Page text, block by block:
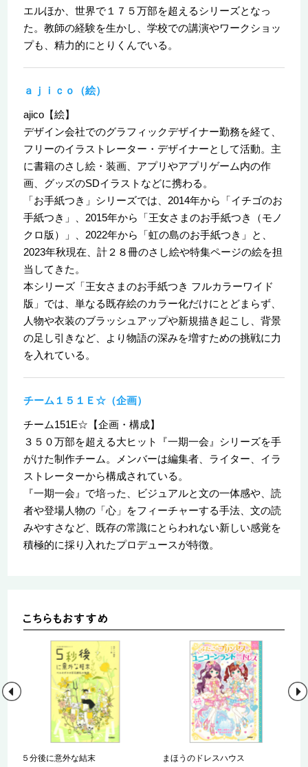
エルほか、世界で１７５万部を超えるシリーズとなっ
た。教師の経験を生かし、学校での講演やワークショッ
プも、精力的にとりくんでいる。
ａｊｉｃｏ（絵）
ajico【絵】
デザイン会社でのグラフィックデザイナー勤務を経て、
フリーのイラストレーター・デザイナーとして活動。主
に書籍のさし絵・装画、アプリやアプリゲーム内の作
画、グッズのSDイラストなどに携わる。
「お手紙つき」シリーズでは、2014年から「イチゴのお
手紙つき」、2015年から「王女さまのお手紙つき（モノ
クロ版）」、2022年から「虹の島のお手紙つき」と、
2023年秋現在、計２８冊のさし絵や特集ページの絵を担
当してきた。
本シリーズ「王女さまのお手紙つき フルカラーワイド
版」では、単なる既存絵のカラー化だけにとどまらず、
人物や衣装のブラッシュアップや新規描き起こし、背景
の足し引きなど、より物語の深みを増すための挑戦に力
を入れている。
チーム１５１Ｅ☆（企画）
チーム151E☆【企画・構成】
３５０万部を超える大ヒット『一期一会』シリーズを手
がけた制作チーム。メンバーは編集者、ライター、イラ
ストレーターから構成されている。
『一期一会』で培った、ビジュアルと文の一体感や、読
者や登場人物の「心」をフィーチャーする手法、文の読
みやすさなど、既存の常識にとらわれない新しい感覚を
積極的に採り入れたプロデュースが特徴。
５分後に意外な結末 まほうのドレスハウス